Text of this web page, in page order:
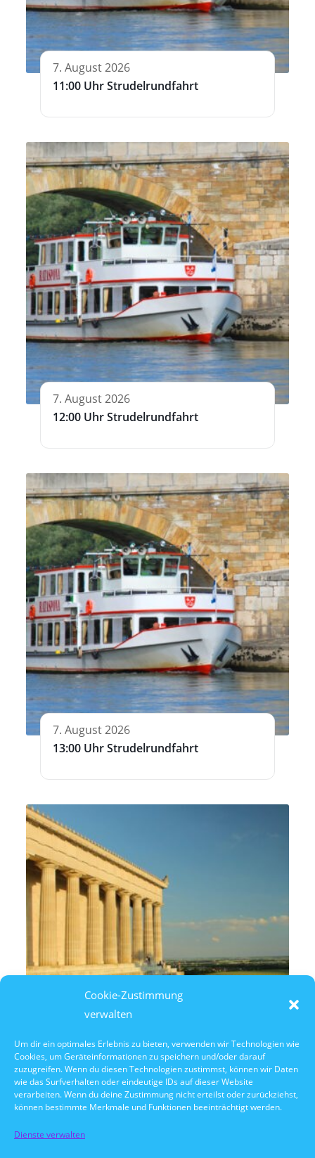
Cookie-Zustimmung
verwalten
Um dir ein optimales Erlebnis zu bieten, verwenden wir Technologien wie
Cookies, um Geräteinformationen zu speichern und/oder darauf
zuzugreifen. Wenn du diesen Technologien zustimmst, können wir Daten
wie das Surfverhalten oder eindeutige IDs auf dieser Website
verarbeiten. Wenn du deine Zustimmung nicht erteilst oder zurückziehst,
können bestimmte Merkmale und Funktionen beeinträchtigt werden.
Dienste verwalten
7. August 2026
11:00 Uhr Strudelrundfahrt
7. August 2026
12:00 Uhr Strudelrundfahrt
7. August 2026
13:00 Uhr Strudelrundfahrt
6. August 2026
14:30 Uhr Walhalla Schifffahrt